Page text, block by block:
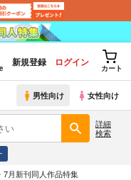
新規登録 ログイン
カート
男性向け 女性向け
詳細
検索
7月新刊同人作品特集